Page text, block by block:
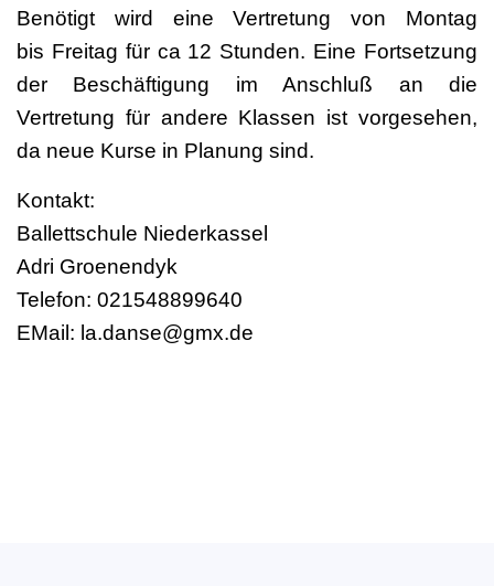
Benötigt wird eine Vertretung von Montag
bis Freitag für ca 12 Stunden. Eine Fortsetzung
der Beschäftigung im Anschluß an die
Vertretung für andere Klassen ist vorgesehen,
da neue Kurse in Planung sind.
Kontakt:
Ballettschule Niederkassel
Adri Groenendyk
Telefon: 021548899640
EMail: la.danse@gmx.de